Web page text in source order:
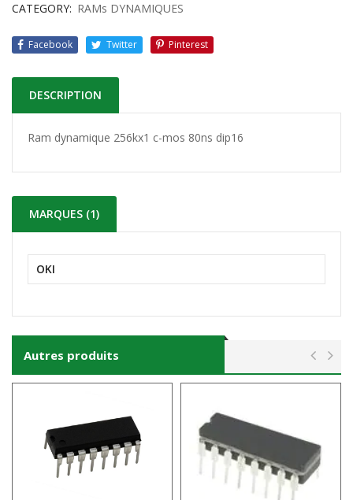
CATEGORY: RAMs DYNAMIQUES
Facebook Twitter Pinterest
DESCRIPTION
Ram dynamique 256kx1 c-mos 80ns dip16
MARQUES (1)
OKI
Autres produits